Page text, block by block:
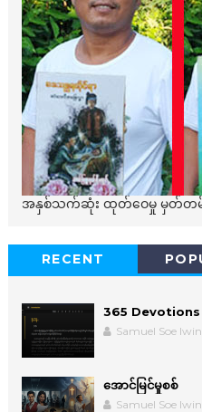
အနှစ်သက်ဆုံး ထုတ်ဝေမှု မှတ်တမ်
RECENT
365 Devotions
Samuel Soe lwin
အောင်မြင်မှုစစ်
Samuel Soe lwin